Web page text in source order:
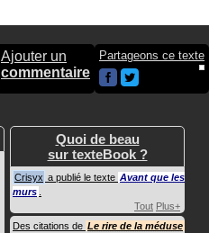
Ajouter un
commentaire
Partageons ce texte
Quoi de beau
sur texteBook ?
Crisyx a publié le texte Avant que les
murs
Tout Plus+
Des citations de Le rire de la méduse